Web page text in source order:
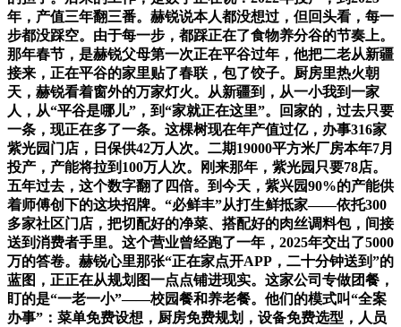
年，产值三年翻三番。赫锐说本人都没想过，但回头看，每一
步都没踩空。由于每一步，都踩正在了食物养分谷的节奏上。
那年春节，是赫锐父母第一次正在平谷过年，他把二老从新疆
接来，正在平谷的家里贴了春联，包了饺子。厨房里热火朝
天，赫锐看着窗外的万家灯火。从新疆到，从一小我到一家
人，从“平谷是哪儿”，到“家就正在这里”。回家的，过去只要
一条，现正在多了一条。这棵树现在年产值过亿，办事316家
紫光园门店，日保供42万人次。二期19000平方米厂房本年7月
投产，产能将拉到100万人次。刚来那年，紫光园只要78店。
五年过去，这个数字翻了四倍。到今天，紫兴园90%的产能供
着师傅创下的这块招牌。“必鲜丰”从打生鲜抵家——依托300
多家社区门店，把切配好的净菜、搭配好的肉丝调料包，间接
送到消费者手里。这个营业曾经跑了一年，2025年交出了5000
万的答卷。赫锐心里那张“正在家点开APP，二十分钟送到”的
蓝图，正正在从规划图一点点铺进现实。这家公司专做团餐，
盯的是“一老一小”——校园餐和养老餐。他们的模式叫“全案
办事”：菜单免费设想，厨房免费规划，设备免费选型，人员